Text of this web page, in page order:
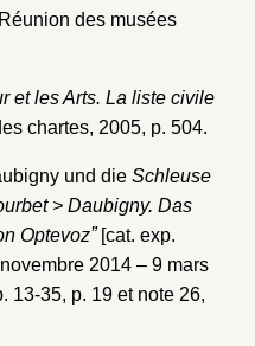
des musées
et les Arts. La liste civile
chartes, 2005, p. 504.
und die Schleuse
> Daubigny. Das
Optevozˮ[cat. exp.
2014 – 9 mars
13-35, p. 19 et note 26,